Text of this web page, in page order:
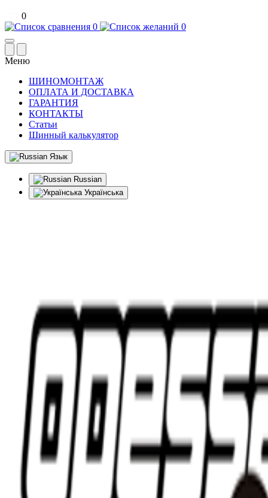
0
0
0
Меню
ШИНОМОНТАЖ
ОПЛАТА И ДОСТАВКА
ГАРАНТИЯ
КОНТАКТЫ
Статьи
Шинный калькулятор
Язык
Russian
Українська